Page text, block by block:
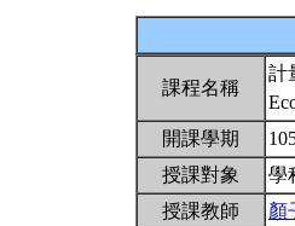
課程名稱
計
開課學期
授課對象
學
授課教師
顏